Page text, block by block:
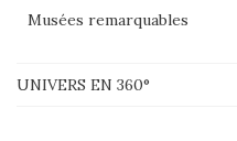
Musées remarquables
UNIVERS EN 360°